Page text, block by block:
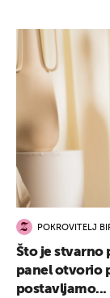
POKROVITELJ
Što je stvarno
panel otvorio
postavljamo...